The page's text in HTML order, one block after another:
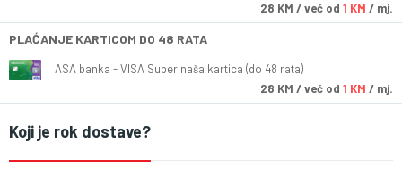
28 KM / već od 1 KM / mj.
PLAĆANJE KARTICOM DO 48 RATA
ASA banka - VISA Super naša kartica (do 48 rata)
28 KM / već od 1 KM / mj.
Koji je rok dostave?